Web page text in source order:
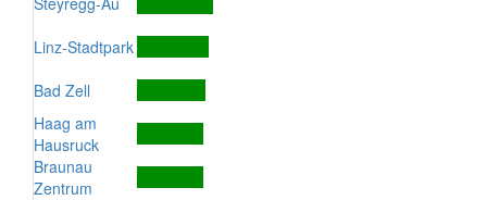
Linz-Stadtpark
Bad Zell
Haag am
Hausruck
Braunau
Zentrum